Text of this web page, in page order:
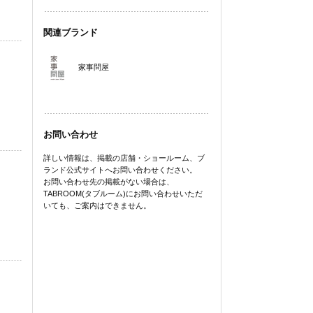
関連ブランド
家事問屋
お問い合わせ
詳しい情報は、掲載の店舗・ショールーム、ブ
ランド公式サイトへお問い合わせください。
お問い合わせ先の掲載がない場合は、
TABROOM(タブルーム)にお問い合わせいただ
いても、ご案内はできません。